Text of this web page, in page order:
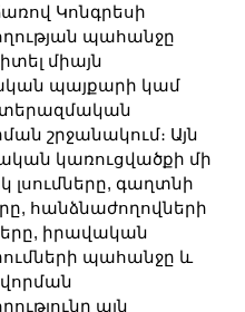
Կոնգրեսի
պահանջը
միայն
պայքարի կամ
շրջանակում։ Այն
կառուցվածքի մի
լսումները, գաղտնի
հանձնաժողովների
իրավական
պահանջը և
այն